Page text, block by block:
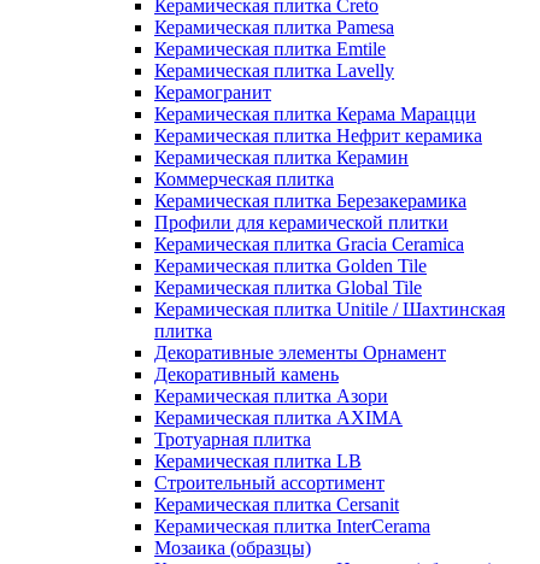
Керамическая плитка Creto
Керамическая плитка Pamesa
Керамическая плитка Emtile
Керамическая плитка Lavelly
Керамогранит
Керамическая плитка Керама Марацци
Керамическая плитка Нефрит керамика
Керамическая плитка Керамин
Коммерческая плитка
Керамическая плитка Березакерамика
Профили для керамической плитки
Керамическая плитка Gracia Ceramica
Керамическая плитка Golden Tile
Керамическая плитка Global Tile
Керамическая плитка Unitile / Шахтинская
плитка
Декоративные элементы Орнамент
Декоративный камень
Керамическая плитка Азори
Керамическая плитка AXIMA
Тротуарная плитка
Керамическая плитка LB
Строительный ассортимент
Керамическая плитка Cersanit
Керамическая плитка InterCerama
Мозаика (образцы)